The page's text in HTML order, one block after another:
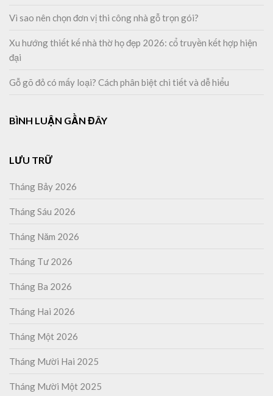
Vì sao nên chọn đơn vị thi công nhà gỗ trọn gói?
Xu hướng thiết kế nhà thờ họ đẹp 2026: cổ truyền kết hợp hiện
đại
Gỗ gõ đỏ có mấy loại? Cách phân biệt chi tiết và dễ hiểu
BÌNH LUẬN GẦN ĐÂY
LƯU TRỮ
Tháng Bảy 2026
Tháng Sáu 2026
Tháng Năm 2026
Tháng Tư 2026
Tháng Ba 2026
Tháng Hai 2026
Tháng Một 2026
Tháng Mười Hai 2025
Tháng Mười Một 2025